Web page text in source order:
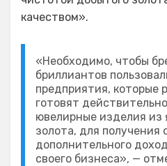
качеством».
«Необходимо, чтобы
бриллиантов
предприятия, которые
готовят
ювелирные изделия из
золота, для получения
дополнительного
своего бизнеса», —